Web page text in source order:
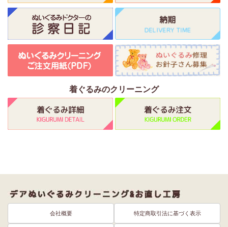
着ぐるみのクリーニング
会社概要 特定商取引法に基づく表示